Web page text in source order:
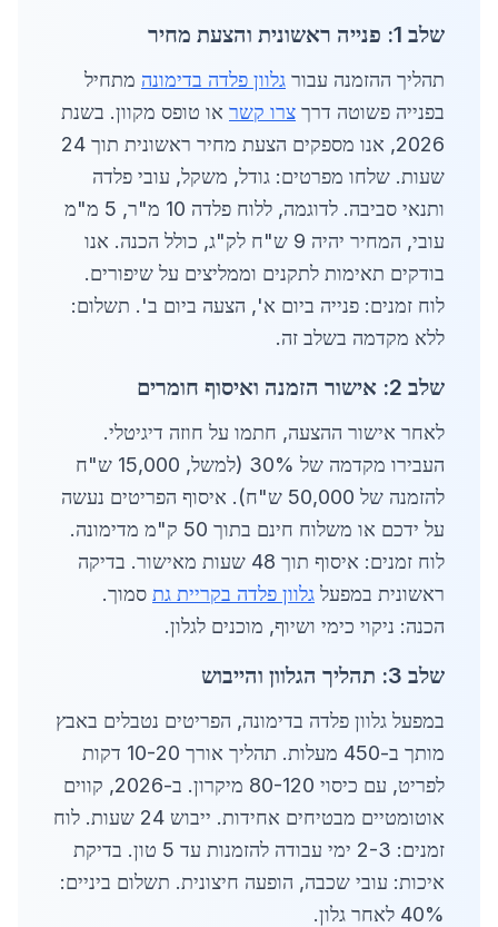
שלב 1: פנייה ראשונית והצעת מחיר
תהליך ההזמנה עבור גלוון פלדה בדימונה מתחיל
בפנייה פשוטה דרך צרו קשר או טופס מקוון. בשנת
2026, אנו מספקים הצעת מחיר ראשונית תוך 24
שעות. שלחו מפרטים: גודל, משקל, עובי פלדה
ותנאי סביבה. לדוגמה, ללוח פלדה 10 מ"ר, 5 מ"מ
עובי, המחיר יהיה 9 ש"ח לק"ג, כולל הכנה. אנו
בודקים תאימות לתקנים וממליצים על שיפורים.
לוח זמנים: פנייה ביום א', הצעה ביום ב'. תשלום:
ללא מקדמה בשלב זה.
שלב 2: אישור הזמנה ואיסוף חומרים
לאחר אישור ההצעה, חתמו על חוזה דיגיטלי.
העבירו מקדמה של 30% (למשל, 15,000 ש"ח
להזמנה של 50,000 ש"ח). איסוף הפריטים נעשה
על ידכם או משלוח חינם בתוך 50 ק"מ מדימונה.
לוח זמנים: איסוף תוך 48 שעות מאישור. בדיקה
ראשונית במפעל גלוון פלדה בקריית גת סמוך.
הכנה: ניקוי כימי ושיוף, מוכנים לגלון.
שלב 3: תהליך הגלוון והייבוש
במפעל גלוון פלדה בדימונה, הפריטים נטבלים באבץ
מותך ב-450 מעלות. תהליך אורך 10-20 דקות
לפריט, עם כיסוי 80-120 מיקרון. ב-2026, קווים
אוטומטיים מבטיחים אחידות. ייבוש 24 שעות. לוח
זמנים: 2-3 ימי עבודה להזמנות עד 5 טון. בדיקת
איכות: עובי שכבה, הופעה חיצונית. תשלום ביניים:
40% לאחר גלון.